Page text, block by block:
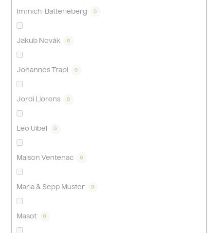
Immich-Batterieberg 0
Jakub Novák 0
Johannes Trapl 0
Jordi Llorens 0
Leo Uibel 0
Maison Ventenac 0
Maria & Sepp Muster 0
Masot 0